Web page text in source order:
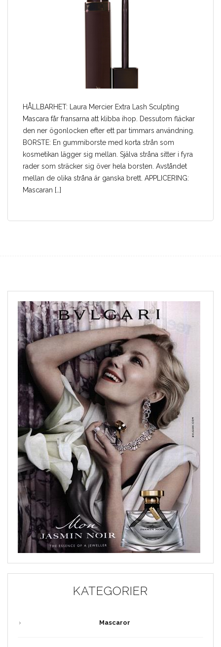
HÅLLBARHET: Laura Mercier Extra Lash Sculpting
Mascara får fransarna att klibba ihop. Dessutom fläckar
den ner ögonlocken efter ett par timmars användning.
BORSTE: En gummiborste med korta strån som
kosmetikan lägger sig mellan. Själva stråna sitter i fyra
rader som sträcker sig över hela borsten. Avståndet
mellan de olika stråna är ganska brett. APPLICERING:
Mascaran […]
KATEGORIER
Mascaror